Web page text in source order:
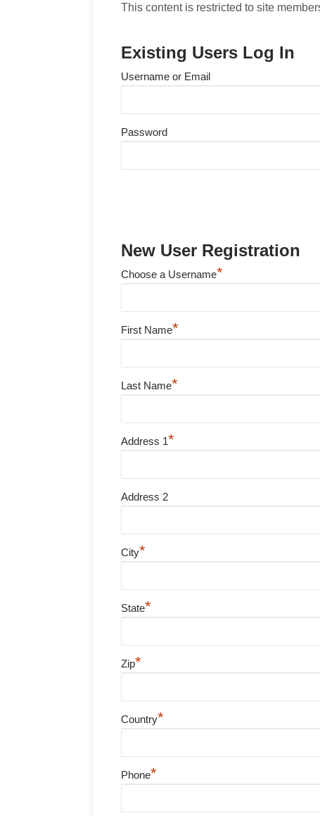
This content is restricted to site
Existing Users Log In
Username or Email
Password
New User Registration
Choose a Username*
First Name*
Last Name*
Address 1*
Address 2
City*
State*
Zip*
Country*
Phone*